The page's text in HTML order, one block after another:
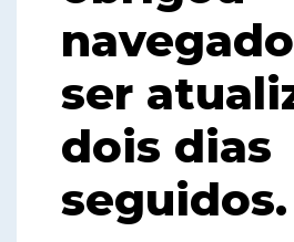
ser
dois dias
seguidos.